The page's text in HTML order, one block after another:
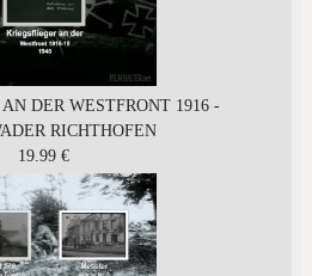
DER WESTFRONT 1916 -
RICHTHOFEN
19.99 €